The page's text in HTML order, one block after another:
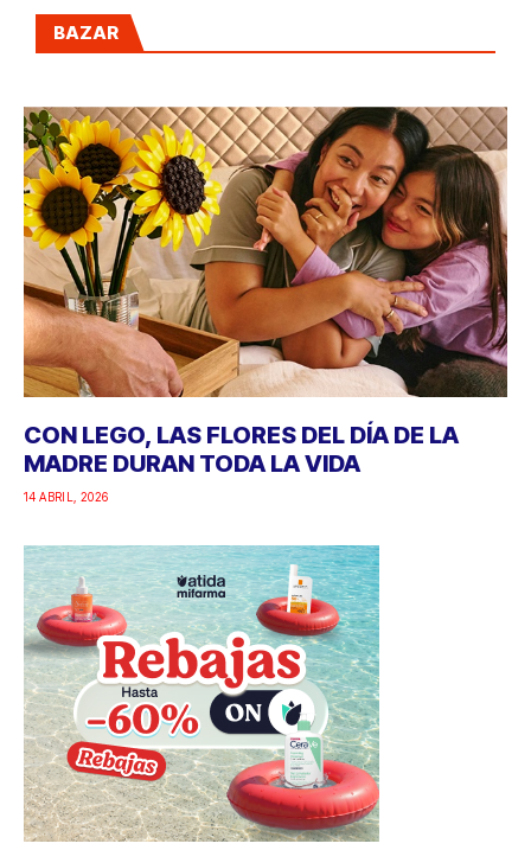
BAZAR
CON LEGO, LAS FLORES DEL DÍA DE LA
MADRE DURAN TODA LA VIDA
14 ABRIL, 2026